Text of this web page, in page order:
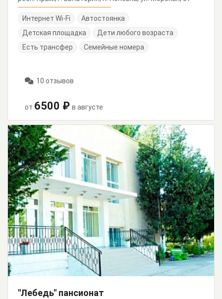
Интернет Wi-Fi
Автостоянка
Детская площадка
Дети любого возраста
Есть трансфер
Семейные номера
10 отзывов
от 6500 ₽ в августе
"Лебедь" пансионат